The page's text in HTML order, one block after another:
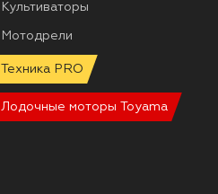
Культиваторы
Мотодрели
Техника PRO
Лодочные моторы Toyama